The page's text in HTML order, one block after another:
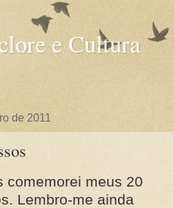
e Cultura
de 2011
comemorei meus 20
Lembro-me ainda